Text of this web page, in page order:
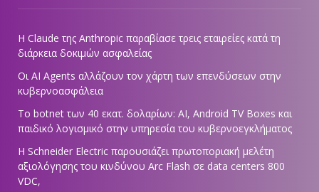
Η Claude της Anthropic παραβίασε τρεις εταιρείες κατά τη
διάρκεια δοκιμών ασφαλείας
Οι AI Agents αλλάζουν τον χάρτη των επενδύσεων στην
κυβερνοασφάλεια
Το botnet των 40 εκατ. δολαρίων: AI, Android TV Boxes και
παιδικό λογισμικό στην υπηρεσία του κυβερνοεγκλήματος
Η Schneider Electric παρουσιάζει πρωτοποριακή μελέτη
αξιολόγησης του κινδύνου Arc Flash σε data centers 800
VDC,